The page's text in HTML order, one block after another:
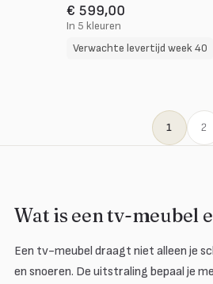
€ 599,00
In 5 kleuren
Verwachte levertijd week 40
1 2
Wat is een tv-meubel
Een tv-meubel draagt niet alleen je
en snoeren. De uitstraling bepaal je